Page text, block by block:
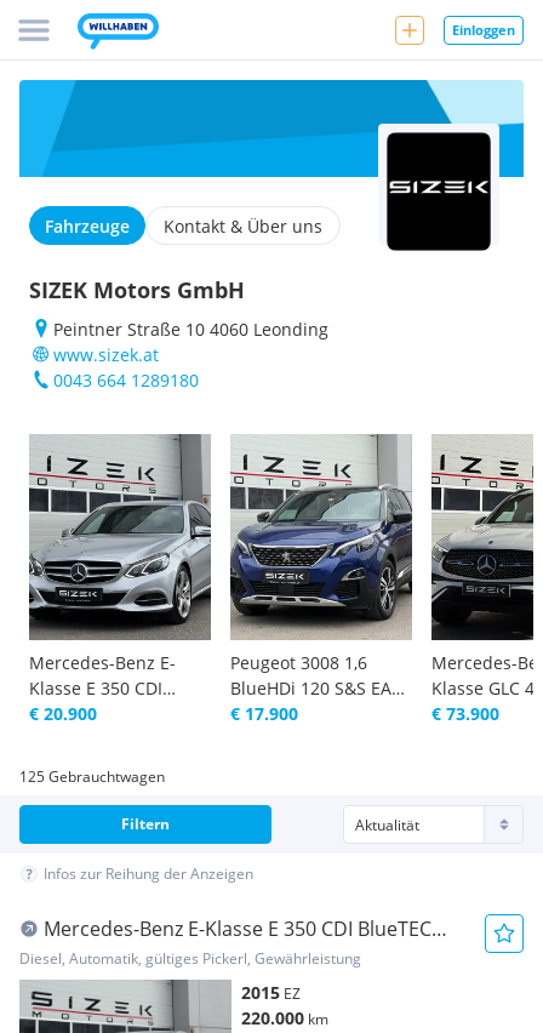
Einloggen
Fahrzeuge Kontakt & Über uns
SIZEK Motors GmbH
Peintner Straße 10 4060 Leonding
www.sizek.at
0043 664 1289180
Mercedes-Benz E-
Klasse E 350 CDI
BlueTEC 4MATIC
€ 20.900
Peugeot 3008 1,6
BlueHDi 120 S&S EAT6
GT Line
€ 17.900
Mercedes-
Klasse GLC
EQ Tech
€ 73.900
125 Gebrauchtwagen
Filtern
Infos zur Reihung der Anzeigen
Mercedes-Benz E-Klasse E 350 CDI BlueTEC
4MATIC Aut.|LED|LUFT|DISTRONI...
Diesel, Automatik, gültiges Pickerl, Gewährleistung
2015 EZ
220.000 km